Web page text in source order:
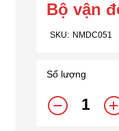
Bộ vận
SKU: NMDC051
Số lượng